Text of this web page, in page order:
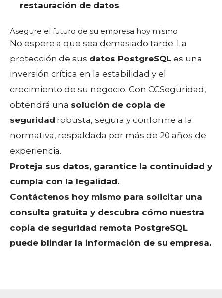
restauración de datos.
Asegure el futuro de su empresa hoy mismo
No espere a que sea demasiado tarde. La
protección de sus datos PostgreSQL es una
inversión crítica en la estabilidad y el
crecimiento de su negocio. Con CCSeguridad,
obtendrá una solución de copia de
seguridad robusta, segura y conforme a la
normativa, respaldada por más de 20 años de
experiencia.
Proteja sus datos, garantice la continuidad y
cumpla con la legalidad.
Contáctenos hoy mismo para solicitar una
consulta gratuita y descubra cómo nuestra
copia de seguridad remota PostgreSQL
puede blindar la información de su empresa.